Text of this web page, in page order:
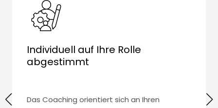
Individuell auf Ihre Rolle
abgestimmt
Das Coaching orientiert sich an Ihren